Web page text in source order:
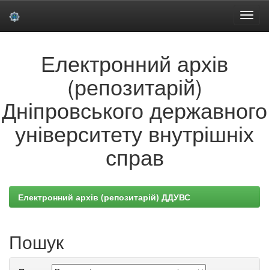
Електронний архів
(репозитарій)
Дніпровського державного
університету внутрішніх
справ
Електронний архів (репозитарій) ДДУВС
Пошук